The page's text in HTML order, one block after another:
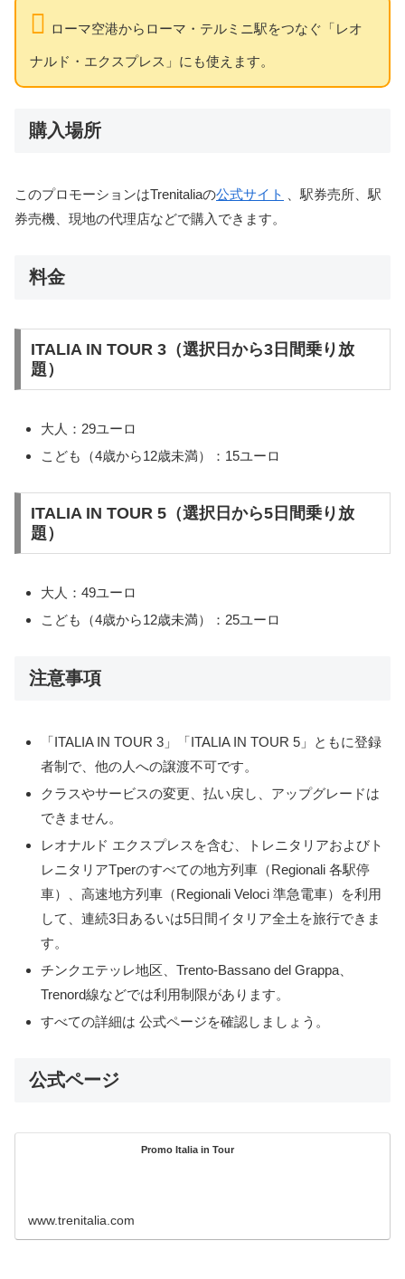
ローマ空港からローマ・テルミニ駅をつなぐ「レオ
ナルド・エクスプレス」にも使えます。
購入場所
このプロモーションはTrenitaliaの公式サイト
、駅券売所、駅
券売機、現地の代理店などで購入できます。
料金
ITALIA IN TOUR 3（選択日から3日間乗り放
題）
大人：29ユーロ
こども（4歳から12歳未満）：15ユーロ
ITALIA IN TOUR 5（選択日から5日間乗り放
題）
大人：49ユーロ
こども（4歳から12歳未満）：25ユーロ
注意事項
「ITALIA IN TOUR 3」「ITALIA IN TOUR 5」ともに登録
者制で、他の人への譲渡不可です。
クラスやサービスの変更、払い戻し、アップグレードは
できません。
レオナルド エクスプレスを含む、トレニタリアおよびト
レニタリアTperのすべての地方列車（Regionali 各駅停
車）、高速地方列車（Regionali Veloci 準急電車）を利用
して、連続3日あるいは5日間イタリア全土を旅行できま
す。
チンクエテッレ地区、Trento-Bassano del Grappa、
Trenord線などでは利用制限があります。
すべての詳細は 公式ページを確認しましょう。
公式ページ
Promo Italia in Tour
www.trenitalia.com